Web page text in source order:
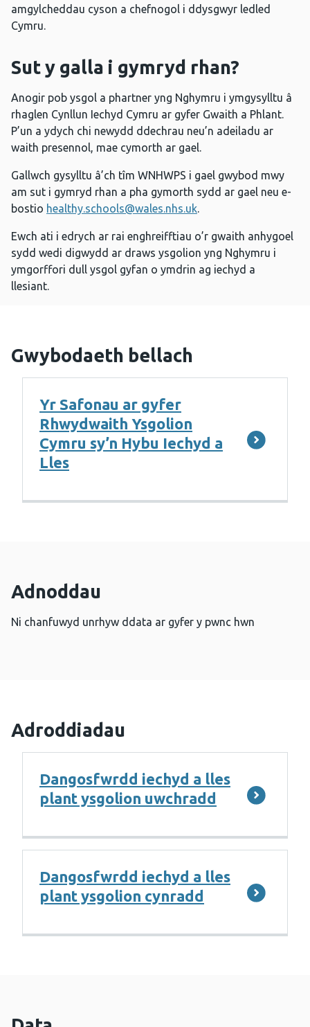
amgylcheddau cyson a chefnogol i ddysgwyr ledled
Cymru.
Sut y galla i gymryd rhan?
Anogir pob ysgol a phartner yng Nghymru i ymgysylltu â
rhaglen Cynllun Iechyd Cymru ar gyfer Gwaith a Phlant.
P’un a ydych chi newydd ddechrau neu’n adeiladu ar
waith presennol, mae cymorth ar gael.
Gallwch gysylltu â’ch tîm WNHWPS i gael gwybod mwy
am sut i gymryd rhan a pha gymorth sydd ar gael neu e-
bostio healthy.schools@wales.nhs.uk.
Ewch ati i edrych ar rai enghreifftiau o’r gwaith anhygoel
sydd wedi digwydd ar draws ysgolion yng Nghymru i
ymgorffori dull ysgol gyfan o ymdrin ag iechyd a
llesiant.
Gwybodaeth bellach
Yr Safonau ar gyfer
Rhwydwaith Ysgolion
Cymru sy’n Hybu Iechyd a
Lles
Adnoddau
Ni chanfuwyd unrhyw ddata ar gyfer y pwnc hwn
Adroddiadau
Dangosfwrdd iechyd a lles
plant ysgolion uwchradd
Dangosfwrdd iechyd a lles
plant ysgolion cynradd